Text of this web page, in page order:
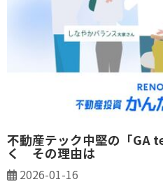
不動産テック中堅の「GA
く その理由は
2026-01-16